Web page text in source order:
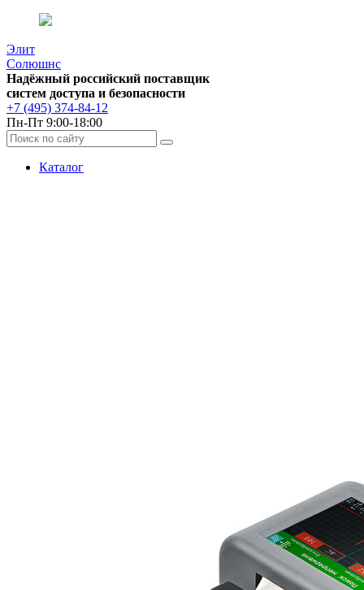
Элит
Солюшнс
Надёжный российский поставщик
систем доступа и безопасности
+7 (495) 374-84-12
Пн-Пт 9:00-18:00
Каталог